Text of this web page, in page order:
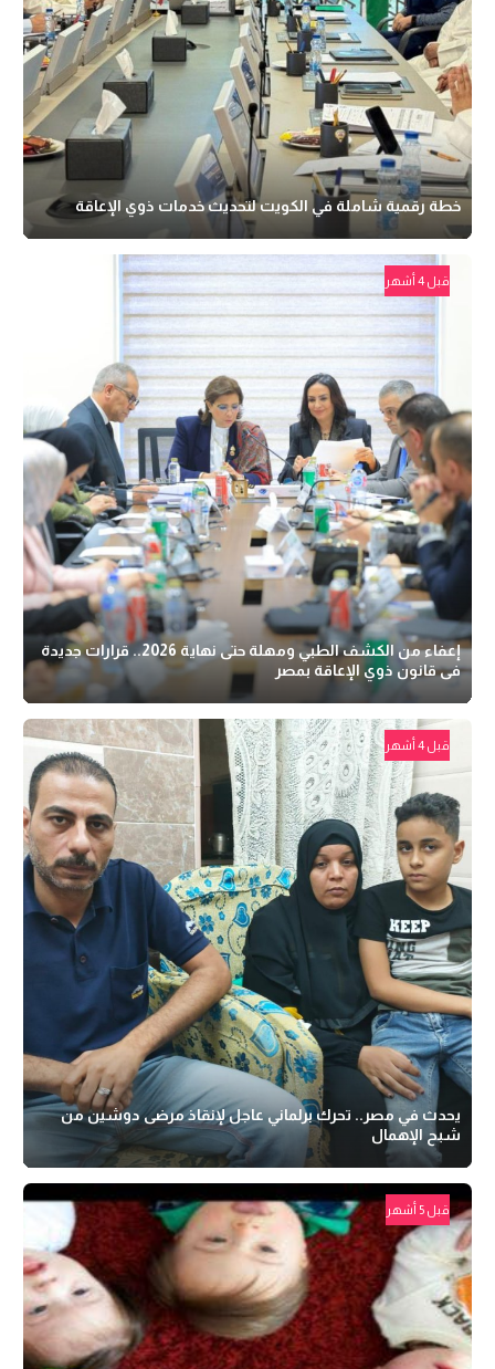
خطة رقمية شاملة في الكويت لتحديث خدمات ذوي الإعاقة
قبل 4 أشهر
إعفاء من الكشف الطبي ومهلة حتى نهاية 2026.. قرارات جديدة
فى قانون ذوي الإعاقة بمصر
قبل 4 أشهر
يحدث في مصر.. تحرك برلماني عاجل لإنقاذ مرضى دوشين من
شبح الإهمال
قبل 5 أشهر